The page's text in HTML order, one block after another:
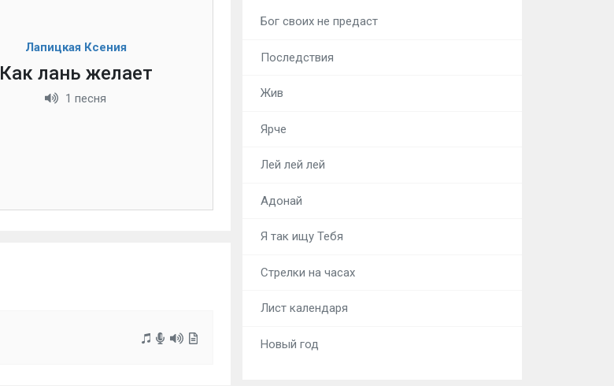
Лапицкая Ксения
Как лань желает
1 песня
Бог своих не предаст
Последствия
Жив
Ярче
Лей лей лей
Адонай
Я так ищу Тебя
Стрелки на часах
Лист календаря
Новый год